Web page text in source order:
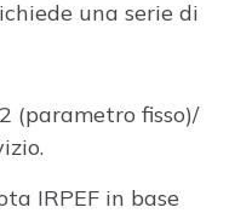
una serie di
(parametro fisso)/
IRPEF in base